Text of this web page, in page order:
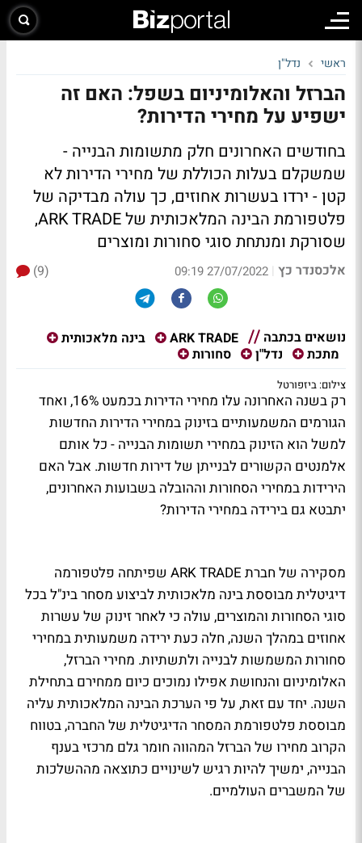
ראשי נדל"ן
הברזל והאלומיניום בשפל: האם זה
ישפיע על מחירי הדירות?
בחודשים האחרונים חלק מתשומות הבנייה -
שמשקלם בעלות הכוללת של מחירי הדירות לא
קטן - ירדו בעשרות אחוזים, כך עולה מבדיקה של
פלטפורמת הבינה המלאכותית של ARK TRADE,
שסורקת ומנתחת סוגי סחורות ומוצרים
אלכסנדר כץ |
27/07/2022 09:19
(9)
נושאים בכתבה ARK TRADE
בינה מלאכותית
מתכת
נדל"ן סחורות
צילום: ביזפורטל
רק בשנה האחרונה עלו מחירי הדירות בכמעט 16%, ואחד
הגורמים המשמעותיים בזינוק במחירי הדירות החדשות
למשל הוא הזינוק במחירי תשומות הבנייה - כל אותם
אלמנטים הקשורים לבנייתן של דירות חדשות. אבל האם
הירידות במחירי הסחורות וההובלה בשבועות האחרונים,
יתבטא גם בירידה במחירי הדירות?
מסקירה של חברת ARK TRADE שפיתחה פלטפורמה
דיגיטלית מבוססת בינה מלאכותית לביצוע מסחר בינ"ל בכל
סוגי הסחורות והמוצרים, עולה כי לאחר זינוק של עשרות
אחוזים במהלך השנה, חלה כעת ירידה משמעותית במחירי
סחורות המשמשות לבנייה ולתשתיות. מחירי הברזל,
האלומיניום והנחושת אפילו נמוכים כיום ממחירם בתחילת
השנה. יחד עם זאת, על פי הערכת הבינה המלאכותית עליה
מבוססת פלטפורמת המסחר הדיגיטלית של החברה, בטווח
הקרוב מחירו של הברזל המהווה חומר גלם מרכזי בענף
הבנייה, ימשיך להיות רגיש לשינויים כתוצאה מההשלכות
של המשברים העולמיים.